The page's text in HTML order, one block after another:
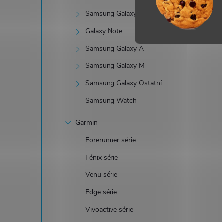
Samsung Galaxy Z
Galaxy Note
Samsung Galaxy A
Samsung Galaxy M
Samsung Galaxy Ostatní
Samsung Watch
Garmin
Forerunner série
Fénix série
Venu série
Edge série
Vivoactive série